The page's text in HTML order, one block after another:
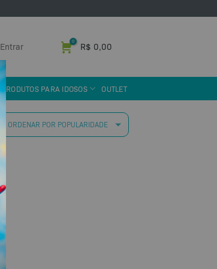
Entrar R$ 0,00
PRODUTOS PARA IDOSOS OUTLET